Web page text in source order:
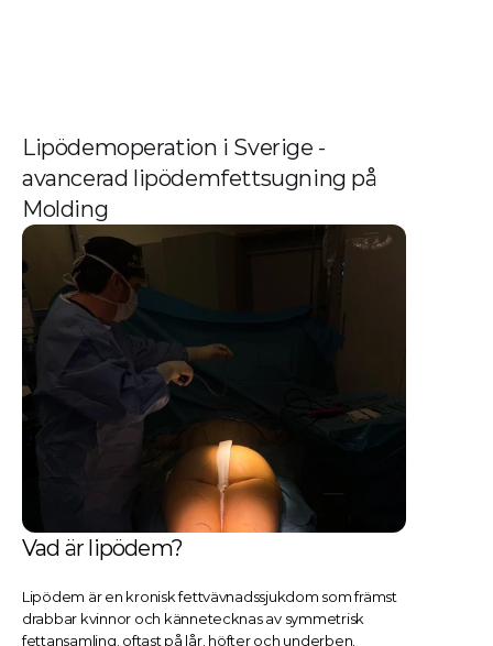
Lipödemoperation i Sverige -
avancerad lipödemfettsugning på
Molding
Vad är lipödem?
Lipödem är en kronisk fettvävnadssjukdom som främst
drabbar kvinnor och kännetecknas av symmetrisk
fettansamling, oftast på lår, höfter och underben.